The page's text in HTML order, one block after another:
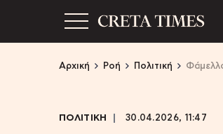
Αρχική Ροή Πολιτική
ΠΟΛΙΤΙΚΗ 30.04.2026, 11:47